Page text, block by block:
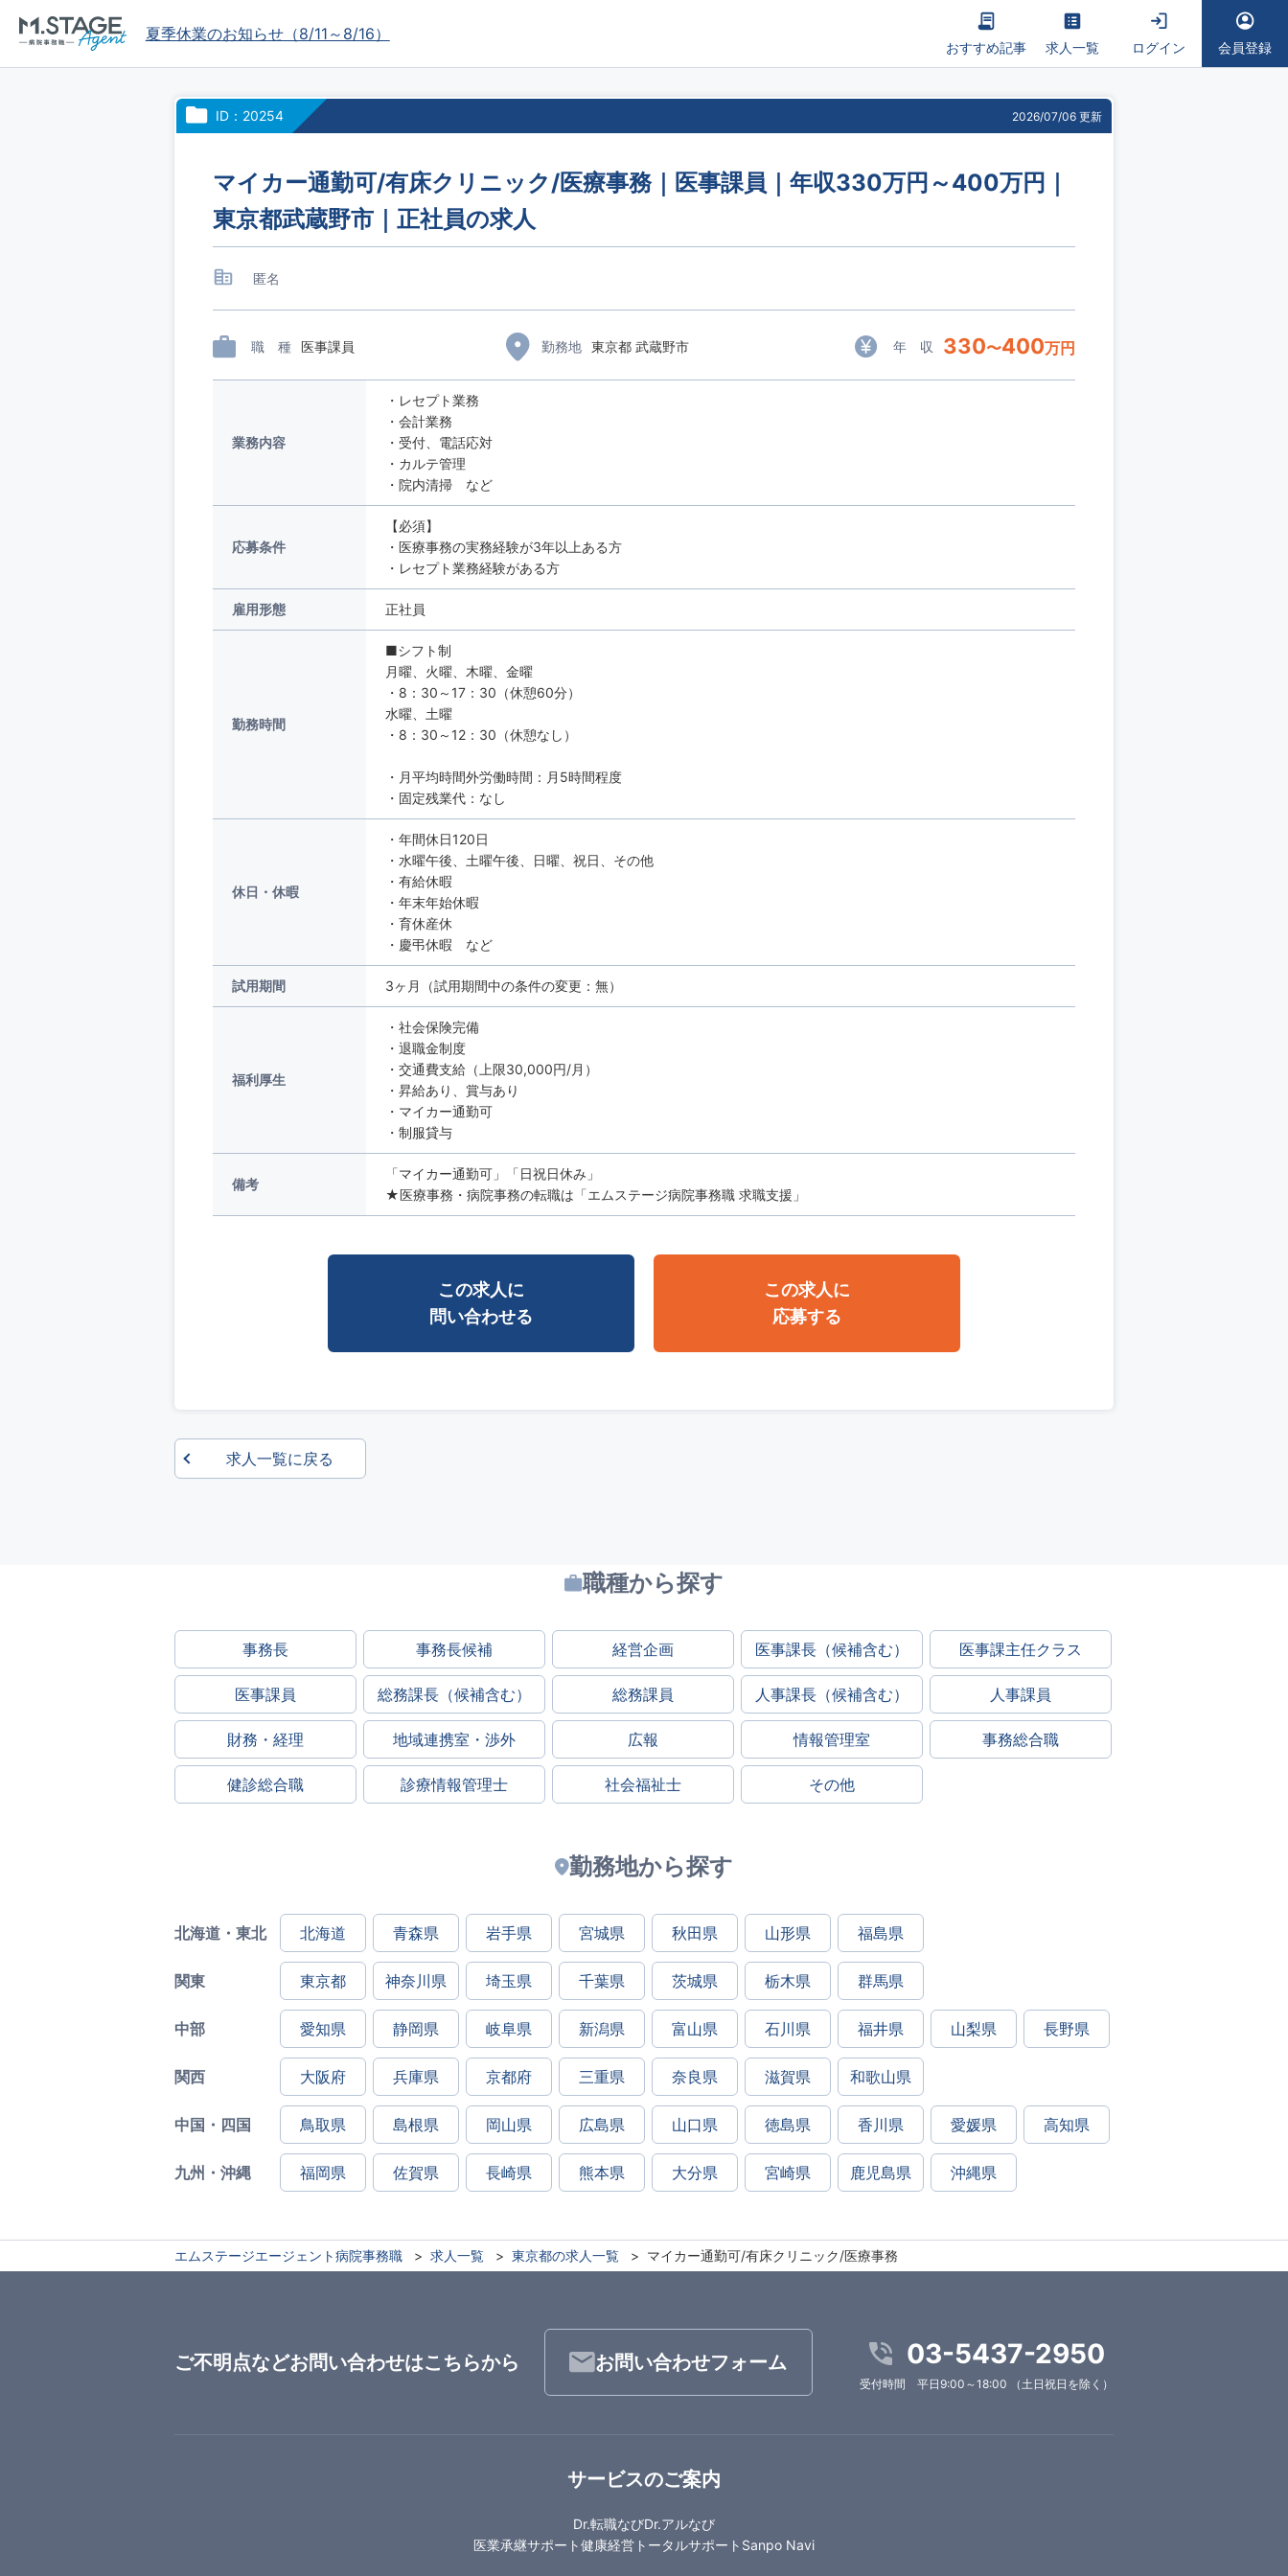
夏季休業のお知らせ（8/11～8/16）
おすすめ記事 求人一覧 ログイン 会員登録
ID：20254 2026/07/06 更新
マイカー通勤可/有床クリニック/医療事務｜医事課員｜年収330万円～400万円｜
東京都武蔵野市｜正社員の求人
匿名
職 種 医事課員 勤務地 東京都 武蔵野市 年 収 330〜400万円
業務内容
・レセプト業務
・会計業務
・受付、電話応対
・カルテ管理
・院内清掃 など
応募条件
【必須】
・医療事務の実務経験が3年以上ある方
・レセプト業務経験がある方
雇用形態 正社員
勤務時間
■シフト制
月曜、火曜、木曜、金曜
・8：30～17：30（休憩60分）
水曜、土曜
・8：30～12：30（休憩なし）
・月平均時間外労働時間：月5時間程度
・固定残業代：なし
休日・休暇
・年間休日120日
・水曜午後、土曜午後、日曜、祝日、その他
・有給休暇
・年末年始休暇
・育休産休
・慶弔休暇 など
試用期間 3ヶ月（試用期間中の条件の変更：無）
福利厚生
・社会保険完備
・退職金制度
・交通費支給（上限30,000円/月）
・昇給あり、賞与あり
・マイカー通勤可
・制服貸与
備考
「マイカー通勤可」「日祝日休み」
★医療事務・病院事務の転職は「エムステージ病院事務職 求職支援」
この求人に
問い合わせる
この求人に
応募する
求人一覧に戻る
職種から探す
事務長 事務長候補 経営企画 医事課長（候補含む） 医事課主任クラス
医事課員 総務課長（候補含む） 総務課員 人事課長（候補含む） 人事課員
財務・経理 地域連携室・渉外 広報 情報管理室 事務総合職
健診総合職 診療情報管理士 社会福祉士 その他
勤務地から探す
北海道・東北 北海道 青森県 岩手県 宮城県 秋田県 山形県 福島県
関東 東京都 神奈川県 埼玉県 千葉県 茨城県 栃木県 群馬県
中部 愛知県 静岡県 岐阜県 新潟県 富山県 石川県 福井県 山梨県 長野県
関西 大阪府 兵庫県 京都府 三重県 奈良県 滋賀県 和歌山県
中国・四国 鳥取県 島根県 岡山県 広島県 山口県 徳島県 香川県 愛媛県 高知県
九州・沖縄 福岡県 佐賀県 長崎県 熊本県 大分県 宮崎県 鹿児島県 沖縄県
エムステージエージェント病院事務職 求人一覧 東京都の求人一覧 マイカー通勤可/有床クリニック/医療事務
ご不明点などお問い合わせはこちらから お問い合わせフォーム 03-5437-2950
受付時間 平日9:00～18:00 （土日祝日を除く）
サービスのご案内
Dr.転職なびDr.アルなび
医業承継サポート健康経営トータルサポート Sanpo Navi